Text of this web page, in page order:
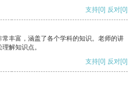
支持[0] 反对[0]
丰富，涵盖了各个学科的知识。老师的讲
解知识点。
支持[0] 反对[0]